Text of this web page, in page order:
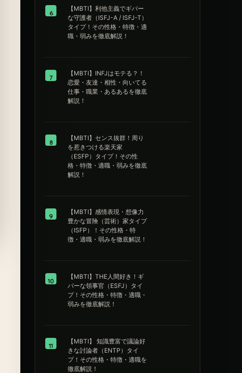
6
【MBTI】利他主義でギバー
な守護者（ISFJ-A / ISFJ-T）
タイプ！その性格・特徴・適
職・弱みを徹底解説！
7
【MBTI】INFJはモテる？！
恋愛・友達・相性・向いてる
仕事・職業・あるあるを徹底
解説！
8
【MBTI】センス抜群！周り
を惹きつける楽天家
（ESFP）タイプ！その性
格・特徴・適職・弱みを徹底
解説！
9
【MBTI】感情表現・想像力
豊かな冒険（芸術）家タイプ
（ISFP）！その性格・特
徴・適職・弱みを徹底解説！
10
【MBTI】THE人間好き！ギ
バーな領事官（ESFJ）タイ
プ！その性格・特徴・適職・
弱みを徹底解説！
11
【MBTI】 知識豊富で議論好
きな討論者（ENTP）タイ
プ！その性格・特徴・適職を
徹底解説！